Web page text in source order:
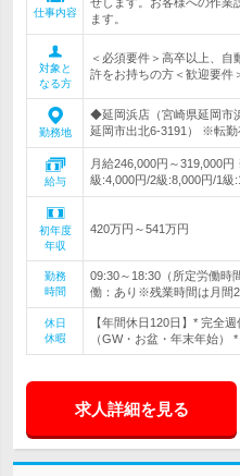
仕事内容
ます。
対象と
なる方
＜必須要件＞高卒以上、
許をお持ちの方＜歓迎要件
勤務地
◆延岡浜店（宮崎県延岡市
延岡市出北6-3191） ※転勤
給与
月給246,000円～319,000
級:4,000円/2級:8,000円/1級
初年度
年収
420万円～541万円
勤務
時間
09:30～18:30（所定労働
働：あり※残業時間は月間
休日
休暇
【年間休日120日】* 完全
（GW・お盆・年末年始）
求人詳細を見る